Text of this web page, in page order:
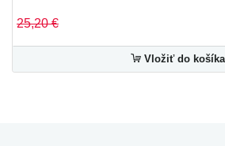
Pasacalle
25,20 €
Vložiť do košíka